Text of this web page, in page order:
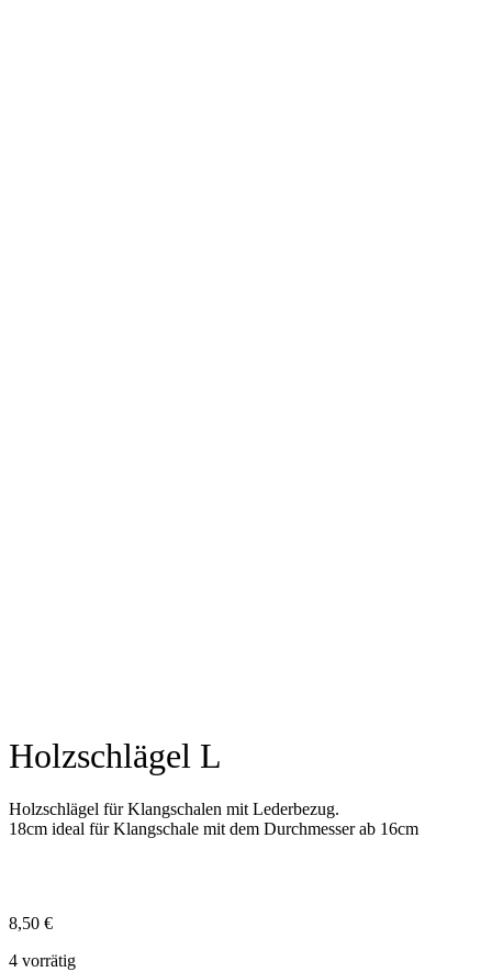
Holzschlägel L
Holzschlägel für Klangschalen mit Lederbezug.
18cm ideal für Klangschale mit dem Durchmesser ab 16cm
8,50 €
4 vorrätig